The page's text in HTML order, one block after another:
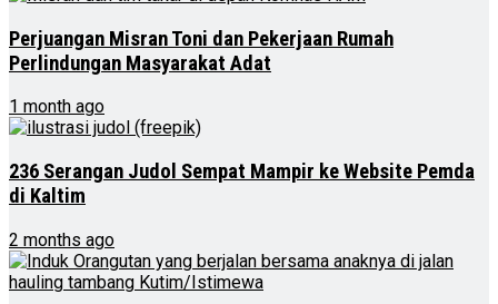
Perjuangan Misran Toni dan Pekerjaan Rumah
Perlindungan Masyarakat Adat
1 month ago
236 Serangan Judol Sempat Mampir ke Website Pemda
di Kaltim
2 months ago